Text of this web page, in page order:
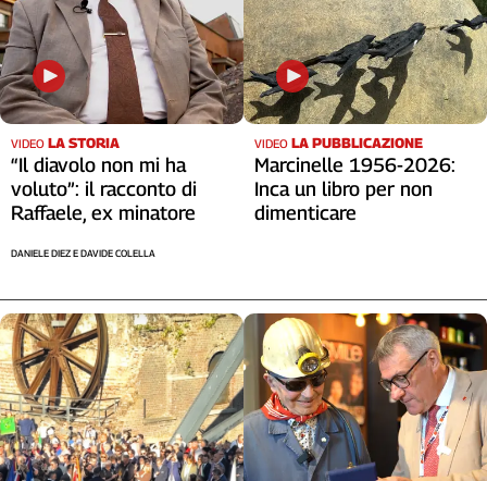
Cerca
Contatti
La
redazione
Social
VIDEO LA STORIA
“Il diavolo non mi ha
voluto”: il racconto di
Raffaele, ex minatore
DANIELE DIEZ E DAVIDE COLELLA
VIDEO LA PUBBLICAZIONE
Marcinelle 1956-2026:
Inca un libro per non
dimenticare